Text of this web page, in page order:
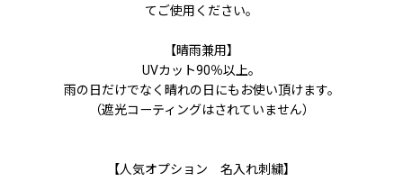
てご使用ください。
【晴雨兼用】
UVカット90％以上。
雨の日だけでなく晴れの日にもお使い頂けます。
（遮光コーティングはされていません）
【人気オプション 名入れ刺繍】